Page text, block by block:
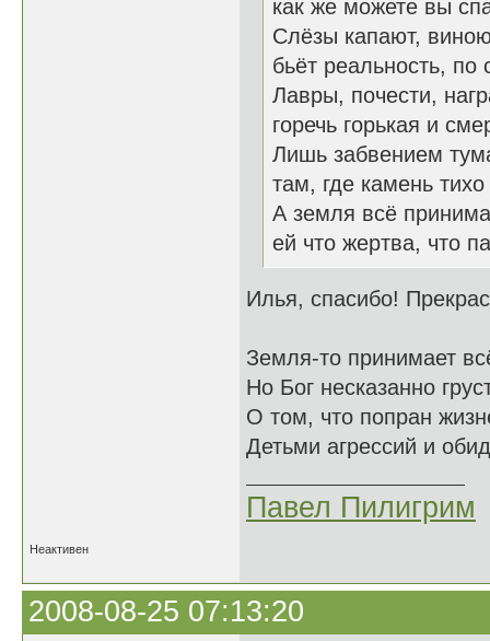
как же можете вы
Слёзы капают,
бьёт реальность, по
Лавры, почести,
горечь горькая и
Лишь забвением
там, где камень
А земля всё
ей что жертва, что
Илья, спасибо!
Земля-то принимает
Но Бог несказанно
О том, что попран
Детьми агрессий и
Павел Пилигрим
Неактивен
2008-08-25 07:13:20